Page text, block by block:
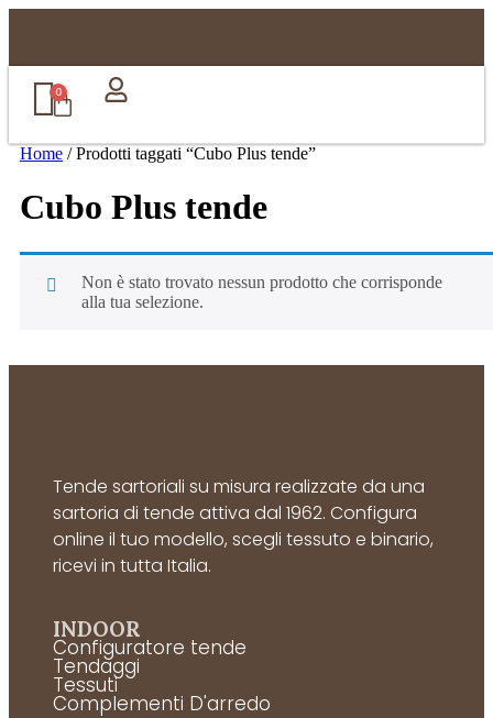
0
Home / Prodotti taggati “Cubo Plus tende”
Cubo Plus tende
Non è stato trovato nessun prodotto che corrisponde
alla tua selezione.
Tende sartoriali su misura realizzate da una
sartoria di tende attiva dal 1962. Configura
online il tuo modello, scegli tessuto e binario,
ricevi in tutta Italia.
INDOOR
Configuratore tende
Tendaggi
Tessuti
Complementi D'arredo